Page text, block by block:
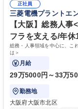
に、インバウンドのトッ
り、日常です。旅好きにはこれ以上
政・企業向け観光推進
であり、「地球の歩き方
バーとして活躍いただきます。 学歴・資格 学歴：大学院
格：
正社員
三菱電機プラントエ
【大阪】総務人
フラを支える/年
総務・人事領域を中心に、こ
は＞
月給
29万5000円～33万
勤務地
大阪府大阪市北区